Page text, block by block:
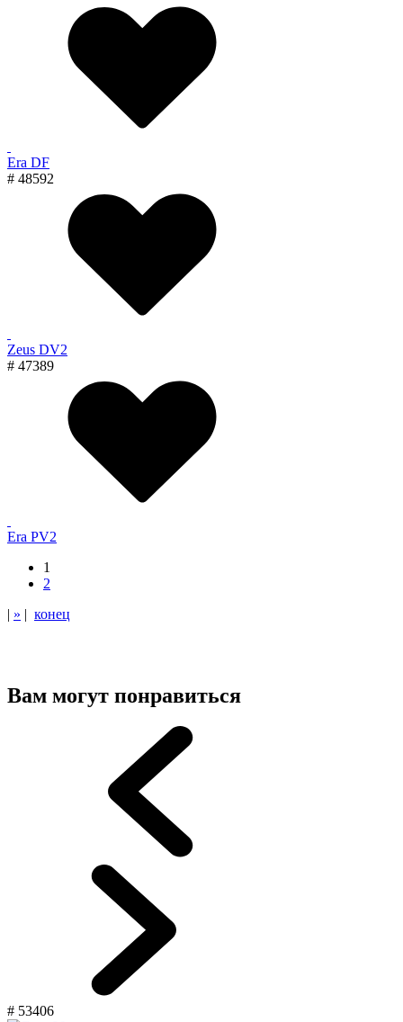
Era DF
# 48592
Zeus DV2
# 47389
Era PV2
1
2
| » | конец
Вам могут понравиться
# 53406